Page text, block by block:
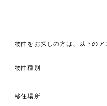
物件をお探しの方は、以下のア
物件種別
移住場所